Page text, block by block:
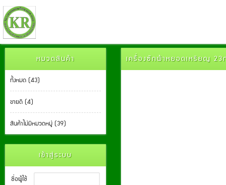
หมวดสินค้า
ทั้งหมด (43)
ขายดี (4)
สินค้าไม่มีหมวดหมู่ (39)
เข้าสู่ระบบ
ชื่อผู้ใช้
เครื่องซักผ้าหยอดเหรียญ